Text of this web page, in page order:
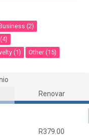
(2)
(1) Other (15)
Renovar
R379.00